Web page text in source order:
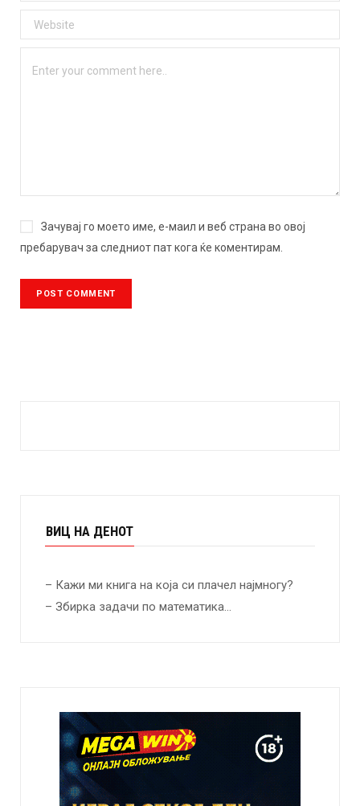
Зачувај го моето име, е-маил и веб страна во овој
пребарувач за следниот пат кога ќе коментирам.
ВИЦ НА ДЕНОТ
– Кажи ми книга на која си плачел најмногу?
– Збирка задачи по математика…